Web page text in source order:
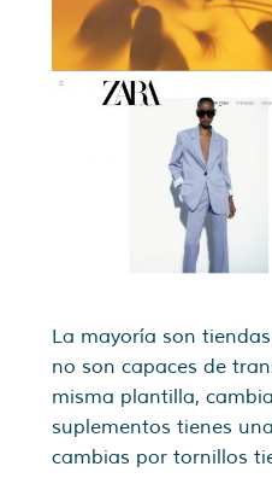
La mayoría son
no son capaces de
misma plantilla,
suplementos tienes
cambias por tornillos